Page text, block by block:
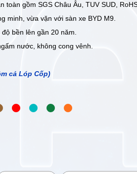
toàn gồm SGS Châu Âu, TUV SUD,
minh, vừa vặn với sàn xe BYD M9.
bền lên gần 20 năm.
nước, không cong vênh.
cả Lóp Cốp)